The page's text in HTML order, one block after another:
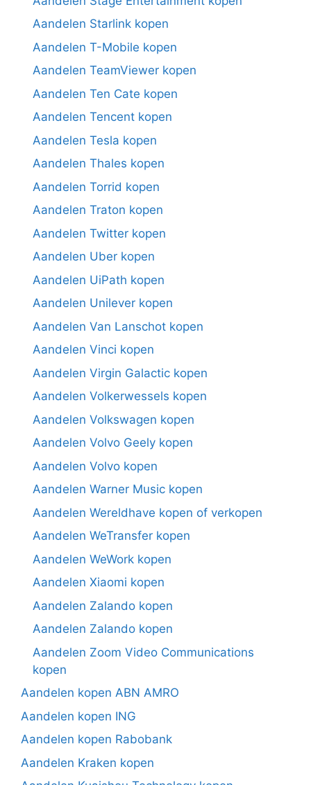
Aandelen Starlink kopen
Aandelen T-Mobile kopen
Aandelen TeamViewer kopen
Aandelen Ten Cate kopen
Aandelen Tencent kopen
Aandelen Tesla kopen
Aandelen Thales kopen
Aandelen Torrid kopen
Aandelen Traton kopen
Aandelen Twitter kopen
Aandelen Uber kopen
Aandelen UiPath kopen
Aandelen Unilever kopen
Aandelen Van Lanschot kopen
Aandelen Vinci kopen
Aandelen Virgin Galactic kopen
Aandelen Volkerwessels kopen
Aandelen Volkswagen kopen
Aandelen Volvo Geely kopen
Aandelen Volvo kopen
Aandelen Warner Music kopen
Aandelen Wereldhave kopen of verkopen
Aandelen WeTransfer kopen
Aandelen WeWork kopen
Aandelen Xiaomi kopen
Aandelen Zalando kopen
Aandelen Zalando kopen
Aandelen Zoom Video Communications
kopen
Aandelen kopen ABN AMRO
Aandelen kopen ING
Aandelen kopen Rabobank
Aandelen Kraken kopen